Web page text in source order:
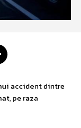
accident dintre
pe raza